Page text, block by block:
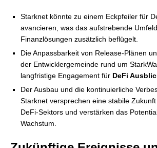
Starknet könnte zu einem Eckpfeiler für
avancieren, was das aufstrebende
Finanzlösungen zusätzlich beflügelt.
Die Anpassbarkeit von Release-Plänen
der Entwicklergemeinde rund um
langfristige Engagement für DeFi
Der Ausbau und die kontinuierliche
Starknet versprechen eine stabile
DeFi-Sektors und verstärken das
Wachstum.